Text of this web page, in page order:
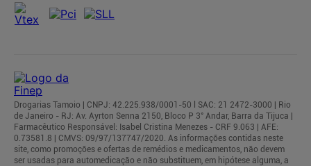
Drogarias Tamoio | CNPJ: 42.225.938/0001-50 l SAC: 21 2472-3000 | Rio
de Janeiro - RJ: Av. Ayrton Senna 2150, Bloco P 3° Andar, Barra da Tijuca |
Farmacêutico Responsável: Isabel Cristina Menezes - CRF 9.063 | AFE:
0.73581.8 | CMVS: 09/97/137747/2020. As informações contidas neste
site, como promoções e ofertas de remédios e medicamentos, não devem
ser usadas para automedicação e não substituem, em hipótese alguma, a